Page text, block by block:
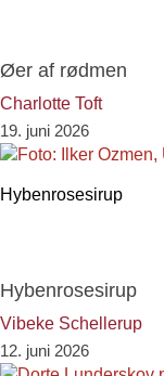
Øer af rødmen
Charlotte Toft
19. juni 2026
Hybenrosesirup
Hybenrosesirup
Vibeke Schellerup
12. juni 2026